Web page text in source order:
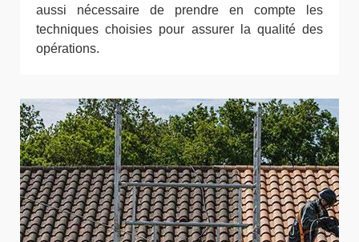
aussi nécessaire de prendre en compte les
techniques choisies pour assurer la qualité des
opérations.